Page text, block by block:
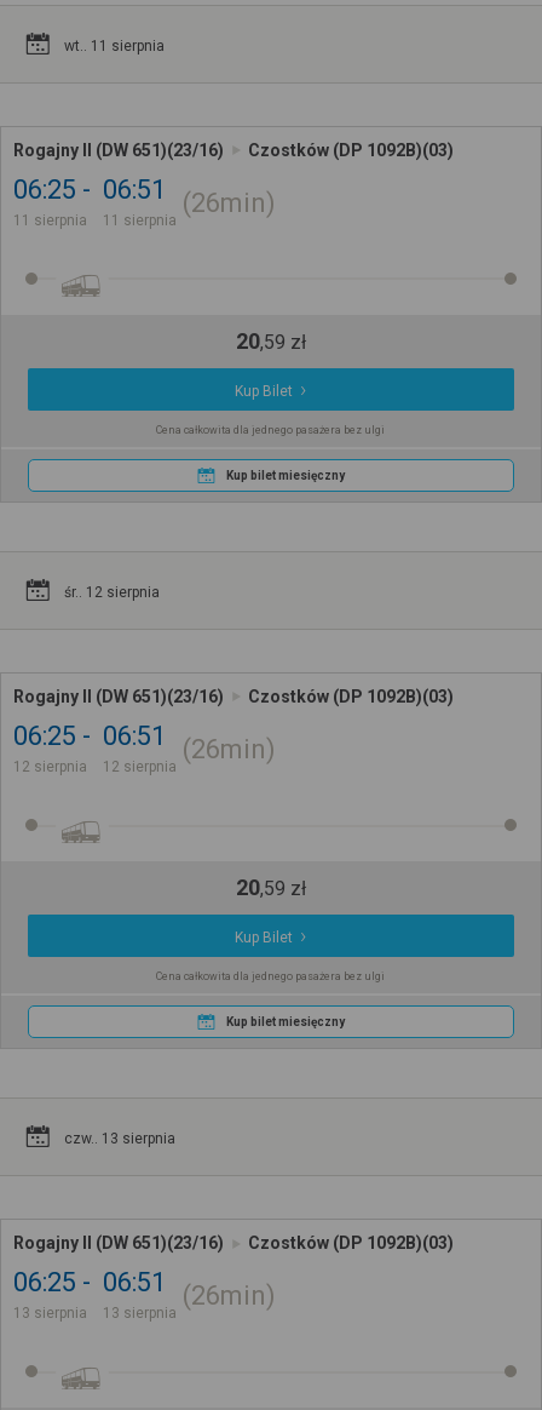
wt.. 11 sierpnia
Rogajny II (DW 651)(23/16) Czostków (DP 1092B)(03)
06:25
11 sierpnia
06:51
11 sierpnia
26min
20,59 zł
Kup Bilet
Cena całkowita dla jednego pasażera bez ulgi
Kup bilet miesięczny
śr.. 12 sierpnia
Rogajny II (DW 651)(23/16) Czostków (DP 1092B)(03)
06:25
12 sierpnia
06:51
12 sierpnia
26min
20,59 zł
Kup Bilet
Cena całkowita dla jednego pasażera bez ulgi
Kup bilet miesięczny
czw.. 13 sierpnia
Rogajny II (DW 651)(23/16) Czostków (DP 1092B)(03)
06:25
13 sierpnia
06:51
13 sierpnia
26min